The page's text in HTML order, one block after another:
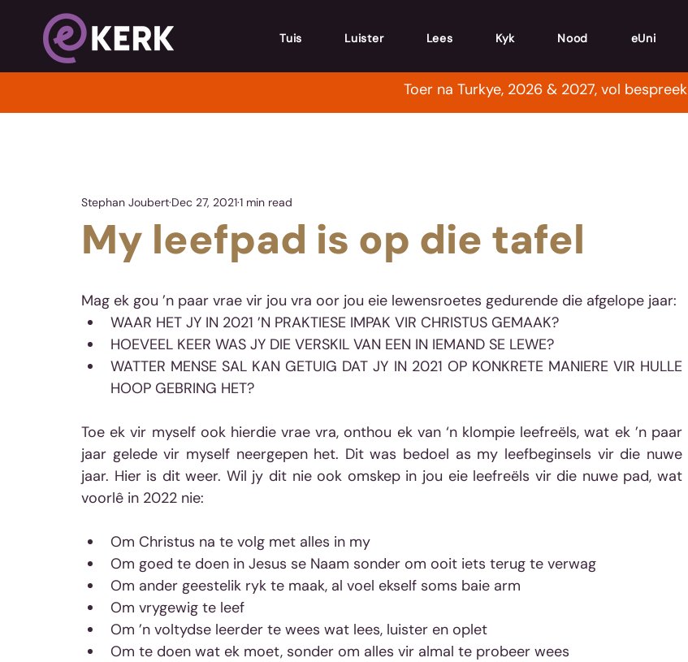
Tuis Luister Lees Kyk Nood eUni
Toer na Turkye, 2026 & 2027, vol bespreek
My leefpad is op die tafel
Stephan Joubert Dec 27, 20211 min read
Mag ek gou ’n paar vrae vir jou vra oor jou eie lewensroetes gedurende die afgelope jaar:
WAAR HET JY IN 2021 ’N PRAKTIESE IMPAK VIR CHRISTUS GEMAAK?
HOEVEEL KEER WAS JY DIE VERSKIL VAN EEN IN IEMAND SE LEWE?
WATTER MENSE SAL KAN GETUIG DAT JY IN 2021 OP KONKRETE MANIERE VIR HULLE
HOOP GEBRING HET?
Toe ek vir myself ook hierdie vrae vra, onthou ek van ‘n klompie leefreëls, wat ek ’n paar
jaar gelede vir myself neergepen het. Dit was bedoel as my leefbeginsels vir die nuwe
jaar. Hier is dit weer. Wil jy dit nie ook omskep in jou eie leefreëls vir die nuwe pad, wat
voorlê in 2022 nie:
Om Christus na te volg met alles in my
Om goed te doen in Jesus se Naam sonder om ooit iets terug te verwag
Om ander geestelik ryk te maak, al voel ekself soms baie arm
Om vrygewig te leef
Om ’n voltydse leerder te wees wat lees, luister en oplet
Om te doen wat ek moet, sonder om alles vir almal te probeer wees